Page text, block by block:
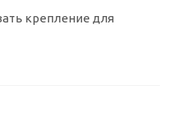
крепление для